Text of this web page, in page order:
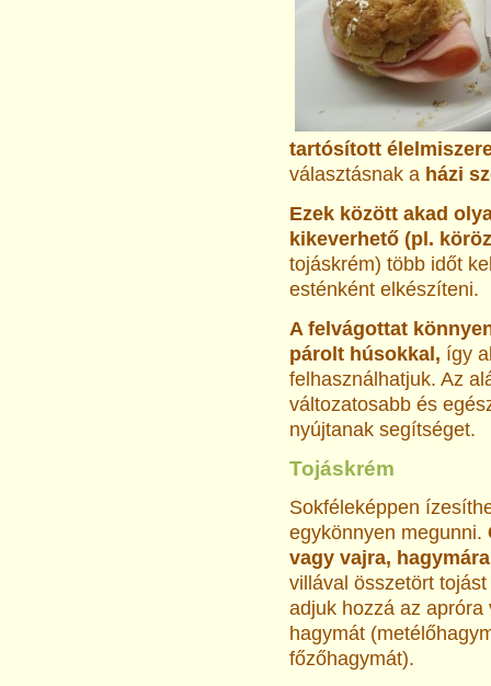
tartósított
választásnak a házi
Ezek között akad
kikeverhető (pl.
tojáskrém) több időt
esténként elkészíteni.
A felvágottat
párolt húsokkal, így
felhasználhatjuk. Az
változatosabb és
nyújtanak segítséget.
Tojáskrém
Sokféleképpen
egykönnyen megunni.
vagy vajra,
villával összetört
adjuk hozzá az apróra
hagymát
főzőhagymát).